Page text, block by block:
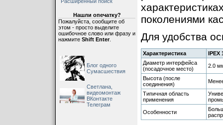
Нашли опечатку?
Пожалуйста, сообщите об
этом - просто выделите
ошибочное слово или фразу и
нажмите Shift Enter.
Блог одного
Сумасшествия
Светлана,
видеомонтаж
ВКонтакте
Телеграм
поколениями
Для удобства
Характеристика
IPEX
Диаметр интерфейса
(посадочное место)
2.0
Высота (после
соединения)
Типичная область
применения
Особенности